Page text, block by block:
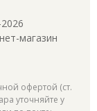
магазин
офертой (ст.
уточняйте у